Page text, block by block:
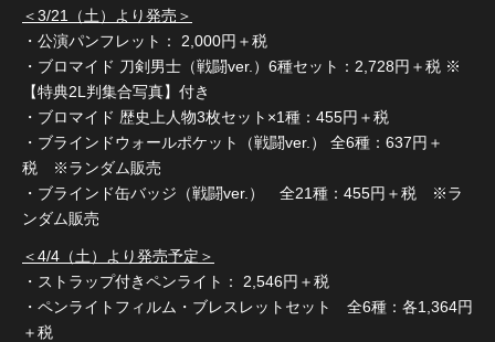
＜3/21（土）より発売＞
・公演パンフレット： 2,000円＋税
・ブロマイド 刀剣男士（戦闘ver.）6種セット：2,728円＋税 ※
【特典2L判集合写真】付き
・ブロマイド 歴史上人物3枚セット×1種：455円＋税
・ブラインドウォールポケット（戦闘ver.） 全6種：637円＋
税 ※ランダム販売
・ブラインド缶バッジ（戦闘ver.） 全21種：455円＋税 ※ラ
ンダム販売
＜4/4（土）より発売予定＞
・ストラップ付きペンライト： 2,546円＋税
・ペンライトフィルム・ブレスレットセット 全6種：各1,364円
＋税